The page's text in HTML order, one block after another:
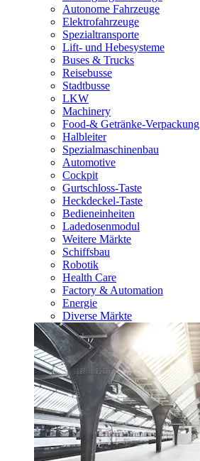
Autonome Fahrzeuge
Elektrofahrzeuge
Spezialtransporte
Lift- und Hebesysteme
Buses & Trucks
Reisebusse
Stadtbusse
LKW
Machinery
Food-& Getränke-Verpackung
Halbleiter
Spezialmaschinenbau
Automotive
Cockpit
Gurtschloss-Taste
Heckdeckel-Taste
Bedieneinheiten
Ladedosenmodul
Weitere Märkte
Schiffsbau
Robotik
Health Care
Factory & Automation
Energie
Diverse Märkte